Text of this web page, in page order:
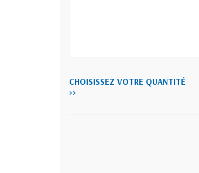
CHOISISSEZ VOTRE QUANTITÉ
>>